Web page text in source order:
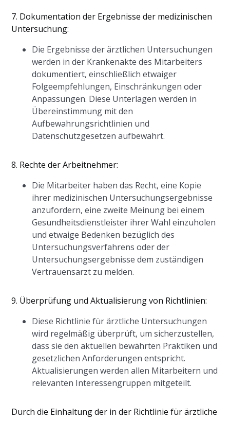
7. Dokumentation der Ergebnisse der medizinischen
Untersuchung:
Die Ergebnisse der ärztlichen Untersuchungen
werden in der Krankenakte des Mitarbeiters
dokumentiert, einschließlich etwaiger
Folgeempfehlungen, Einschränkungen oder
Anpassungen. Diese Unterlagen werden in
Übereinstimmung mit den
Aufbewahrungsrichtlinien und
Datenschutzgesetzen aufbewahrt.
8. Rechte der Arbeitnehmer:
Die Mitarbeiter haben das Recht, eine Kopie
ihrer medizinischen Untersuchungsergebnisse
anzufordern, eine zweite Meinung bei einem
Gesundheitsdienstleister ihrer Wahl einzuholen
und etwaige Bedenken bezüglich des
Untersuchungsverfahrens oder der
Untersuchungsergebnisse dem zuständigen
Vertrauensarzt zu melden.
9. Überprüfung und Aktualisierung von Richtlinien:
Diese Richtlinie für ärztliche Untersuchungen
wird regelmäßig überprüft, um sicherzustellen,
dass sie den aktuellen bewährten Praktiken und
gesetzlichen Anforderungen entspricht.
Aktualisierungen werden allen Mitarbeitern und
relevanten Interessengruppen mitgeteilt.
Durch die Einhaltung der in der Richtlinie für ärztliche